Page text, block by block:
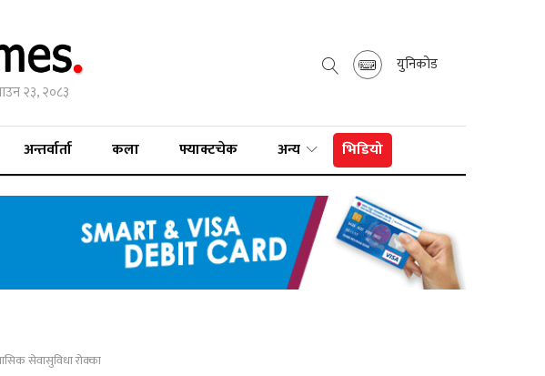
२३, २०८३
युनिकोड
अन्तर्वार्ता कला फ्याक्टचेक अन्य भिडियो
सेवासुविधा रोक्का